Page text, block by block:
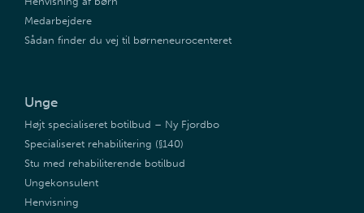
Medarbejdere
Sådan finder du vej til børneneurocenteret
Unge
Højt specialiseret botilbud – Ny Fjordbo
Specialiseret rehabilitering (§140)
Stu med rehabiliterende botilbud
Ungekonsulent
Henvisning